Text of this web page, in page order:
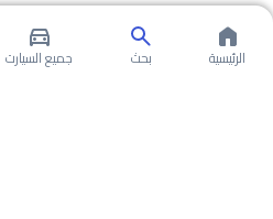
الرئيسية بحث جميع السيارت